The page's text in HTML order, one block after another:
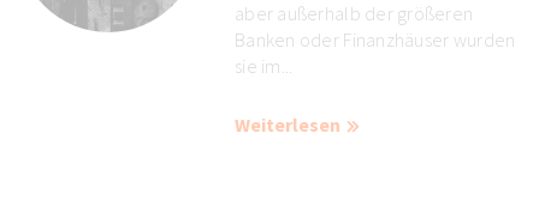
aber außerhalb der größeren
Banken oder Finanzhäuser wurden
sie im...
Weiterlesen